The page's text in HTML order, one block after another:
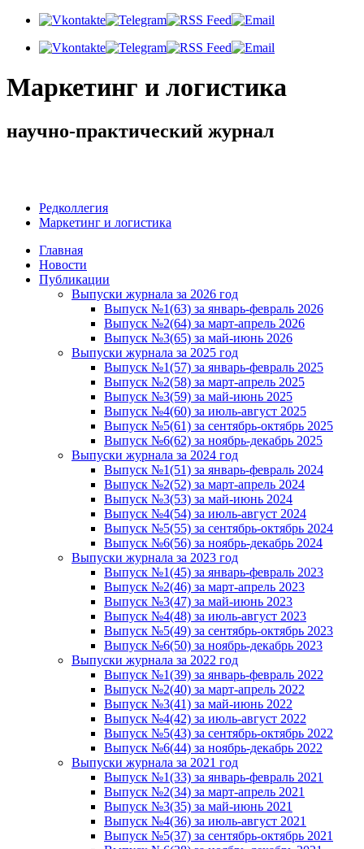
Маркетинг и логистика
научно-практический журнал
Редколлегия
Маркетинг и логистика
Главная
Новости
Публикации
Выпуски журнала за 2026 год
Выпуск №1(63) за январь-февраль 2026
Выпуск №2(64) за март-апрель 2026
Выпуск №3(65) за май-июнь 2026
Выпуски журнала за 2025 год
Выпуск №1(57) за январь-февраль 2025
Выпуск №2(58) за март-апрель 2025
Выпуск №3(59) за май-июнь 2025
Выпуск №4(60) за июль-август 2025
Выпуск №5(61) за сентябрь-октябрь 2025
Выпуск №6(62) за ноябрь-декабрь 2025
Выпуски журнала за 2024 год
Выпуск №1(51) за январь-февраль 2024
Выпуск №2(52) за март-апрель 2024
Выпуск №3(53) за май-июнь 2024
Выпуск №4(54) за июль-август 2024
Выпуск №5(55) за сентябрь-октябрь 2024
Выпуск №6(56) за ноябрь-декабрь 2024
Выпуски журнала за 2023 год
Выпуск №1(45) за январь-февраль 2023
Выпуск №2(46) за март-апрель 2023
Выпуск №3(47) за май-июнь 2023
Выпуск №4(48) за июль-август 2023
Выпуск №5(49) за сентябрь-октябрь 2023
Выпуск №6(50) за ноябрь-декабрь 2023
Выпуски журнала за 2022 год
Выпуск №1(39) за январь-февраль 2022
Выпуск №2(40) за март-апрель 2022
Выпуск №3(41) за май-июнь 2022
Выпуск №4(42) за июль-август 2022
Выпуск №5(43) за сентябрь-октябрь 2022
Выпуск №6(44) за ноябрь-декабрь 2022
Выпуски журнала за 2021 год
Выпуск №1(33) за январь-февраль 2021
Выпуск №2(34) за март-апрель 2021
Выпуск №3(35) за май-июнь 2021
Выпуск №4(36) за июль-август 2021
Выпуск №5(37) за сентябрь-октябрь 2021